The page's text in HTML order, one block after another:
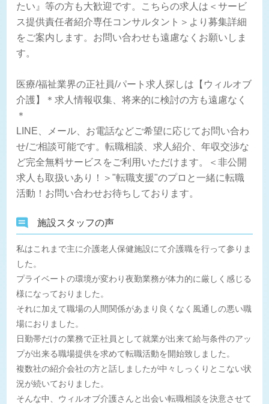
たい』等の方も大歓迎です。こちらの求人は＜サービ
ス提供責任者紹介専任コンサルタント＞より募集詳細
をご案内します。お問い合わせも遠慮なくお願いしま
す。
医療/福祉業界の正社員/パート求人探しは【ウィルオブ
介護】＊求人情報収集、将来的に検討の方も遠慮なく
＊
LINE、メール、お電話などご希望に応じてお問い合わ
せ/ご相談可能です。転職相談、求人紹介、年収交渉な
ど完全無料サービスをご利用いただけます。＜非公開
求人も取扱いあり！＞"転職支援"のプロと一緒に転職
活動！お問い合わせお待ちしております。
施設スタッフの声
私はこれまで主に介護老人保健施設にて介護職を行って参りま
した。
プライベートの環境が変わり夜勤業務が体力的に厳しく感じる
様になっておりました。
それに加えて職場の人間関係があまり良くなく風通しの悪い職
場におりました。
日勤帯だけの業務で正社員として就業が出来て給与条件のアッ
プが出来る職場提供を求めて転職活動を開始致しました。
複数社の紹介会社の方と話しましたが中々しっくりとこない状
況が続いておりました。
そんな中、ウィルオブ介護さんと出会い転職相談を決意させて